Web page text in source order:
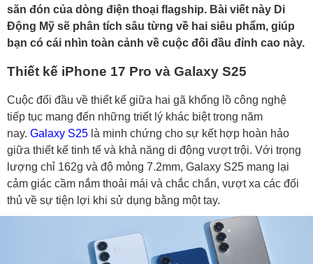
săn đón của dòng điện thoại flagship. Bài viết này Di
Động Mỹ sẽ phân tích sâu từng về hai siêu phẩm, giúp
bạn có cái nhìn toàn cảnh về cuộc đối đầu đỉnh cao này.
Thiết kế iPhone 17 Pro và Galaxy S25
Cuộc đối đầu về thiết kế giữa hai gã khổng lồ công nghệ
tiếp tục mang đến những triết lý khác biệt trong năm
nay. Galaxy S25 là minh chứng cho sự kết hợp hoàn hảo
giữa thiết kế tinh tế và khả năng di động vượt trội. Với trọng
lượng chỉ 162g và độ mỏng 7.2mm, Galaxy S25 mang lại
cảm giác cầm nắm thoải mái và chắc chắn, vượt xa các đối
thủ về sự tiện lợi khi sử dụng bằng một tay.